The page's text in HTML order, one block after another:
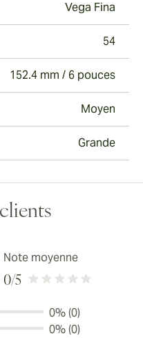
Vega Fina
54
152.4 mm / 6 pouces
Moyen
Grande
Note moyenne
0/5
0% (0)
0% (0)